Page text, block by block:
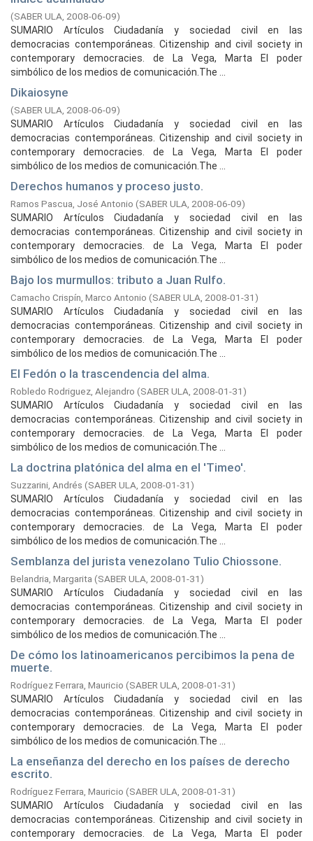
(SABER ULA, 2008-06-09)
SUMARIO Artículos Ciudadanía y sociedad civil en las
democracias contemporáneas. Citizenship and civil society in
contemporary democracies. de La Vega, Marta El poder
simbólico de los medios de comunicación.The ...
Dikaiosyne
(SABER ULA, 2008-06-09)
SUMARIO Artículos Ciudadanía y sociedad civil en las
democracias contemporáneas. Citizenship and civil society in
contemporary democracies. de La Vega, Marta El poder
simbólico de los medios de comunicación.The ...
Derechos humanos y proceso justo.
Ramos Pascua, José Antonio (SABER ULA, 2008-06-09)
SUMARIO Artículos Ciudadanía y sociedad civil en las
democracias contemporáneas. Citizenship and civil society in
contemporary democracies. de La Vega, Marta El poder
simbólico de los medios de comunicación.The ...
Bajo los murmullos: tributo a Juan Rulfo.
Camacho Crispín, Marco Antonio (SABER ULA, 2008-01-31)
SUMARIO Artículos Ciudadanía y sociedad civil en las
democracias contemporáneas. Citizenship and civil society in
contemporary democracies. de La Vega, Marta El poder
simbólico de los medios de comunicación.The ...
El Fedón o la trascendencia del alma.
Robledo Rodriguez, Alejandro (SABER ULA, 2008-01-31)
SUMARIO Artículos Ciudadanía y sociedad civil en las
democracias contemporáneas. Citizenship and civil society in
contemporary democracies. de La Vega, Marta El poder
simbólico de los medios de comunicación.The ...
La doctrina platónica del alma en el 'Timeo'.
Suzzarini, Andrés (SABER ULA, 2008-01-31)
SUMARIO Artículos Ciudadanía y sociedad civil en las
democracias contemporáneas. Citizenship and civil society in
contemporary democracies. de La Vega, Marta El poder
simbólico de los medios de comunicación.The ...
Semblanza del jurista venezolano Tulio Chiossone.
Belandria, Margarita (SABER ULA, 2008-01-31)
SUMARIO Artículos Ciudadanía y sociedad civil en las
democracias contemporáneas. Citizenship and civil society in
contemporary democracies. de La Vega, Marta El poder
simbólico de los medios de comunicación.The ...
De cómo los latinoamericanos percibimos la pena de
muerte.
Rodríguez Ferrara, Mauricio (SABER ULA, 2008-01-31)
SUMARIO Artículos Ciudadanía y sociedad civil en las
democracias contemporáneas. Citizenship and civil society in
contemporary democracies. de La Vega, Marta El poder
simbólico de los medios de comunicación.The ...
La enseñanza del derecho en los países de derecho
escrito.
Rodríguez Ferrara, Mauricio (SABER ULA, 2008-01-31)
SUMARIO Artículos Ciudadanía y sociedad civil en las
democracias contemporáneas. Citizenship and civil society in
contemporary democracies. de La Vega, Marta El poder